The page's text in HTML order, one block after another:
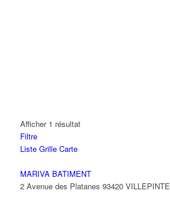
Afficher 1 résultat
Filtre
Liste Grille Carte
MARIVA BATIMENT
2 Avenue des Platanes 93420 VILLEPINTE